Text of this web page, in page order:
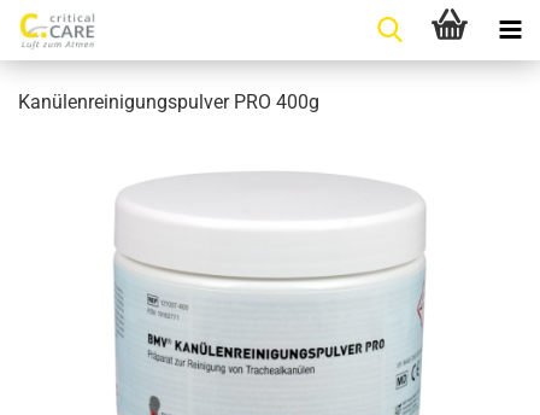
Kanülenreinigungspulver PRO 400g